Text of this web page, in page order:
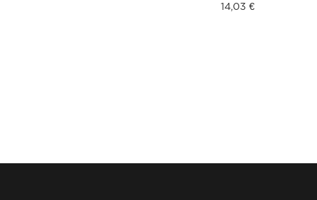
14,03 €